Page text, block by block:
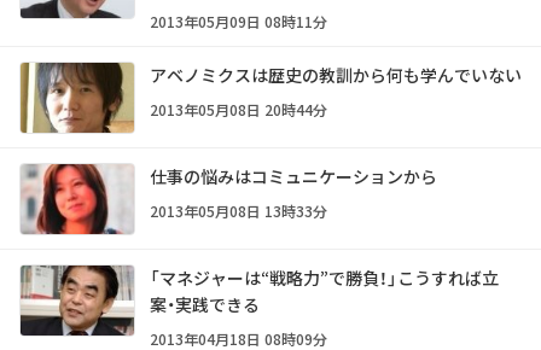
2013年05月09日 08時11分
アベノミクスは歴史の教訓から何も学んでいない
2013年05月08日 20時44分
仕事の悩みはコミュニケーションから
2013年05月08日 13時33分
「マネジャーは“戦略力”で勝負！」こうすれば立
案・実践できる
2013年04月18日 08時09分